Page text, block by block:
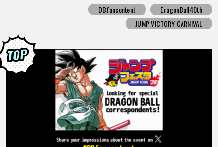
DBfancontent
DragonBall40th
JUMP VICTORY CARNIVAL